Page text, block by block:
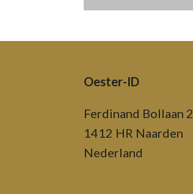
Oester-ID
Ferdinand Bollaan 2
1412 HR Naarden
Nederland